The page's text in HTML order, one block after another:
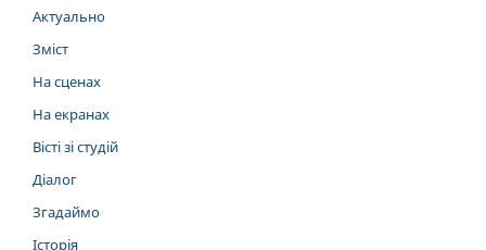
Актуально
Зміст
На сценах
На екранах
Вісті зі студій
Діалог
Згадаймо
Історія